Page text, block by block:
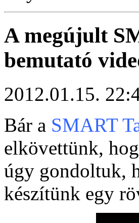
A megújult
bemutató
2012.01.15.
Bár a SMART
elkövettünk,
úgy gondoltuk,
készítünk egy